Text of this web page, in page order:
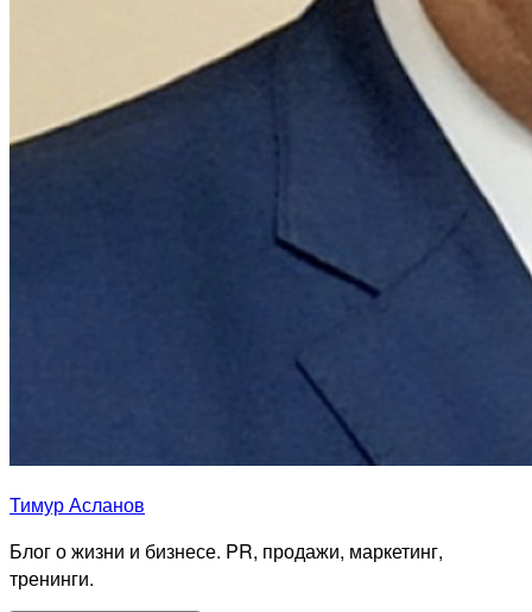
Тимур Асланов
Блог о жизни и бизнесе. PR, продажи, маркетинг,
тренинги.